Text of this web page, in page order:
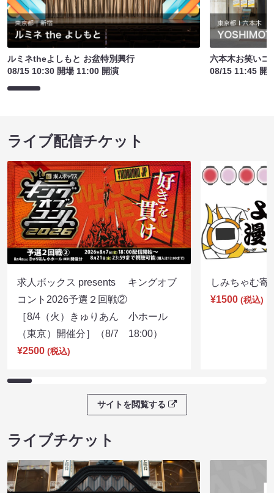
ルミネtheよしもと お盆特別興行
08/15 10:30 開場 11:00 開演
六本木お笑いコ
08/15 11:45 開
ライブ配信チケット
求人ボックス presents キングオブ
コント2026予選２回戦②
［8/4（火）きゅりあん 小ホール
（東京）開催分］（8/7 18:00）
¥2500 (税込)
しみちゃむ
¥1500 (税込)
サイトを閲覧する
ライブチケット